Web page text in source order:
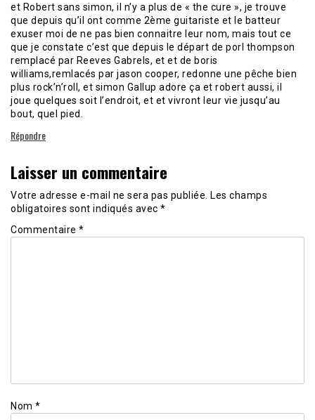
et Robert sans simon, il n’y a plus de « the cure », je trouve
que depuis qu’il ont comme 2ème guitariste et le batteur
exuser moi de ne pas bien connaitre leur nom, mais tout ce
que je constate c’est que depuis le départ de porl thompson
remplacé par Reeves Gabrels, et et de boris
williams,remlacés par jason cooper, redonne une pêche bien
plus rock’n’roll, et simon Gallup adore ça et robert aussi, il
joue quelques soit l’endroit, et et vivront leur vie jusqu’au
bout, quel pied.
Répondre
Laisser un commentaire
Votre adresse e-mail ne sera pas publiée. Les champs
obligatoires sont indiqués avec *
Commentaire *
Nom *